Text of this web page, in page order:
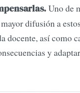
Uno de
difusión a
docente, así como
y